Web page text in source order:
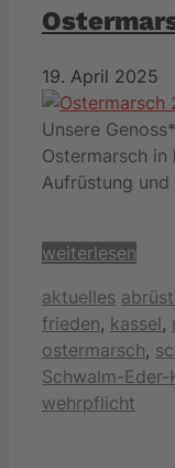
19. April 2025
Unsere
Ostermarsch in
Aufrüstung
weiterlesen
Kategorien
aktuelles
frieden, kassel,
ostermarsch,
Schwalm-Eder-
wehrpflicht